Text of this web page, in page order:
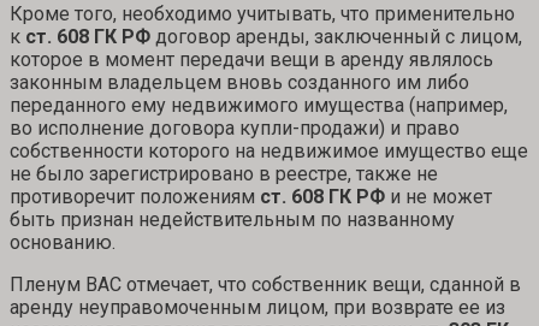
Кроме того, необходимо учитывать, что применительно
к ст. 608 ГК РФ договор аренды, заключенный с лицом,
которое в момент передачи вещи в аренду являлось
законным владельцем вновь созданного им либо
переданного ему недвижимого имущества (например,
во исполнение договора купли-продажи) и право
собственности которого на недвижимое имущество еще
не было зарегистрировано в реестре, также не
противоречит положениям ст. 608 ГК РФ и не может
быть признан недействительным по названному
основанию.
Пленум ВАС отмечает, что собственник вещи, сданной в
аренду неуправомоченным лицом, при возврате ее из